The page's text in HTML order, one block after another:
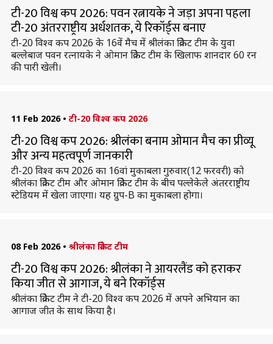
टी-20 विश्व कप 2026: पवन रत्नायके ने जड़ा अपना पहला
टी-20 अंतरराष्ट्रीय अर्धशतक, ये रिकॉर्ड्स बनाए
टी-20 विश्व कप 2026 के 16वें मैच में श्रीलंका क्रिकेट टीम के युवा
बल्लेबाज पवन रत्नायके ने ओमान क्रिकेट टीम के खिलाफ शानदार 60 रन
की पारी खेली।
11 Feb 2026 • टी-20 विश्व कप 2026
टी-20 विश्व कप 2026: श्रीलंका बनाम ओमान मैच का प्रीव्यू
और अन्य महत्वपूर्ण जानकारी
टी-20 विश्व कप 2026 का 16वां मुकाबला गुरुवार(12 फरवरी) को
श्रीलंका क्रिकेट टीम और ओमान क्रिकेट टीम के बीच पल्लेकेले अंतरराष्ट्रीय
स्टेडियम में खेला जाएगा। यह ग्रुप-B का मुकाबला होगा।
08 Feb 2026 • श्रीलंका क्रिकेट टीम
टी-20 विश्व कप 2026: श्रीलंका ने आयरलैंड को हराकर
किया जीत से आगाज, ये बने रिकॉर्ड्स
श्रीलंका क्रिकेट टीम ने टी-20 विश्व कप 2026 में अपने अभियान का
आगाज जीत के साथ किया है।